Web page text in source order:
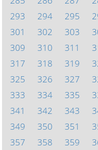
293
294 295
301
302 303
309
310 311
317
318 319
325
326 327
333
334 335
341
342 343
349
350 351
357
358 359